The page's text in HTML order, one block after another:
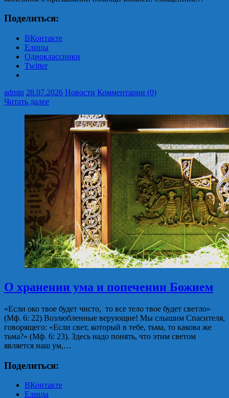
Поделиться:
ВКонтакте
Елицы
Одноклассники
Twitter
admin 28.07.2026 Новости Комментарии (0)
Читать далее
О хранении ума и попечении Божием
«Если око твое будет чисто, то все тело твое будет светло»
(Мф. 6: 22) Возлюбленные верующие! Мы слышим Спасителя,
говорящего: «Если свет, который в тебе, тьма, то какова же
тьма?» (Мф. 6: 23). Здесь надо понять, что этим светом
является наш ум,…
Поделиться:
ВКонтакте
Елицы